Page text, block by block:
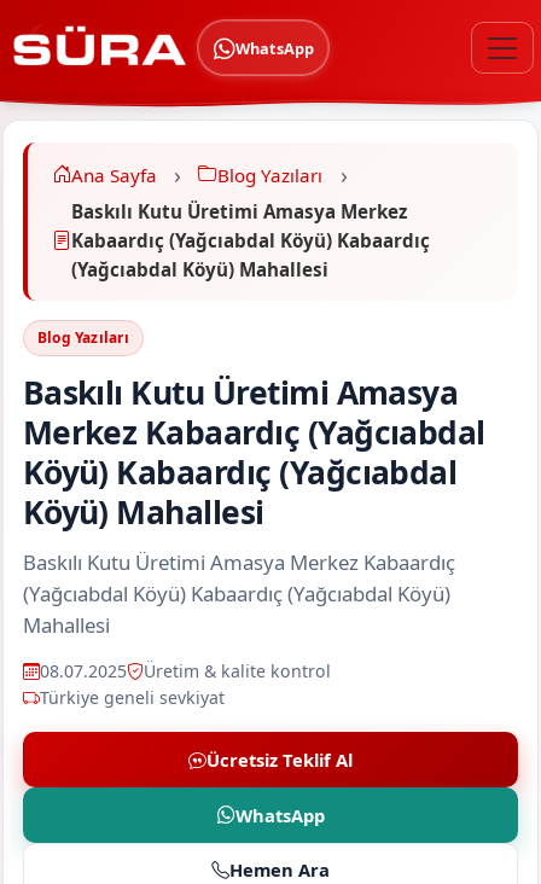
WhatsApp
Ana Sayfa
Blog Yazıları
Baskılı Kutu Üretimi Amasya Merkez
Kabaardıç (Yağcıabdal Köyü) Kabaardıç
(Yağcıabdal Köyü) Mahallesi
Blog Yazıları
Baskılı Kutu Üretimi Amasya
Merkez Kabaardıç (Yağcıabdal
Köyü) Kabaardıç (Yağcıabdal
Köyü) Mahallesi
Baskılı Kutu Üretimi Amasya Merkez Kabaardıç
(Yağcıabdal Köyü) Kabaardıç (Yağcıabdal Köyü)
Mahallesi
08.07.2025
Üretim & kalite kontrol
Türkiye geneli sevkiyat
Ücretsiz Teklif Al
WhatsApp
Hemen Ara